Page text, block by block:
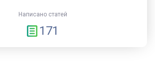
Написано статей
171